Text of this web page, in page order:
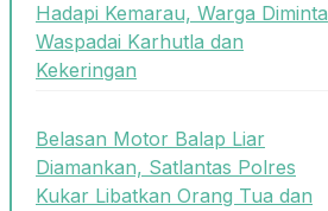
Hadapi Kemarau, Warga Diminta
Waspadai Karhutla dan
Kekeringan
Belasan Motor Balap Liar
Diamankan, Satlantas Polres
Kukar Libatkan Orang Tua dan